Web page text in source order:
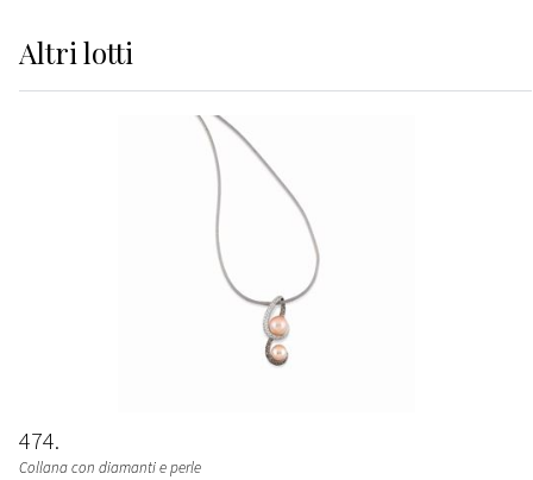
Altrilotti
474
Collana con diamanti e perle